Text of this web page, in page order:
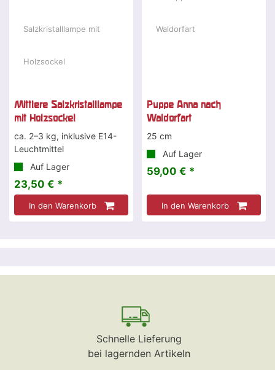
Mittlere Salzkristalllampe
mit Holzsockel
ca. 2–3 kg, inklusive E14-
Leuchtmittel
Auf Lager
23,50 € *
In den Warenkorb
Puppe Anna nach
Waldorfart
25 cm
Auf Lager
59,00 € *
In den Warenkorb
Schnelle Lieferung
bei lagernden Artikeln